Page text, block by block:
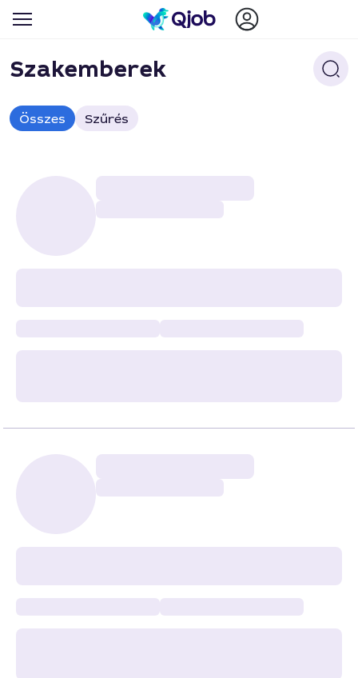
Szakemberek
Összes Szűrés